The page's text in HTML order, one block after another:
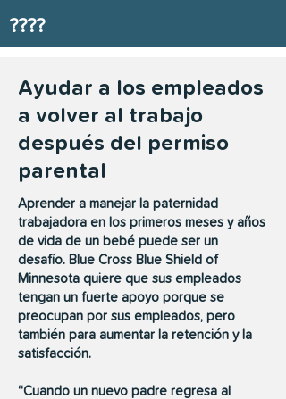
????
Ayudar a los empleados
a volver al trabajo
después del permiso
parental
Aprender a manejar la paternidad
trabajadora en los primeros meses y años
de vida de un bebé puede ser un
desafío. Blue Cross Blue Shield of
Minnesota quiere que sus empleados
tengan un fuerte apoyo porque se
preocupan por sus empleados, pero
también para aumentar la retención y la
satisfacción.
“Cuando un nuevo padre regresa al